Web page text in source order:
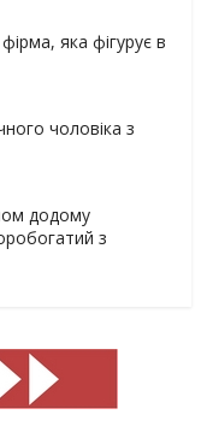
яка фігурує в
чоловіка з
додому
з